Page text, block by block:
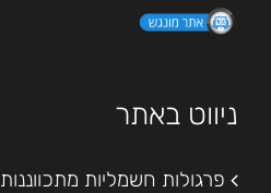
ניווט באתר
פרגולות חשמליות מתכווננות